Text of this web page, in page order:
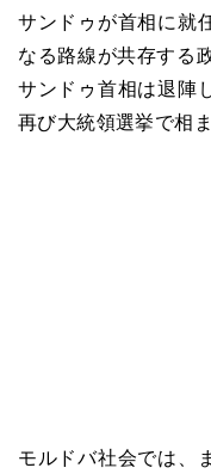
サンドゥが首相に就
なる路線が共存する
サンドゥ首相は退陣
再び大統領選挙で相
モルドバ社会では、